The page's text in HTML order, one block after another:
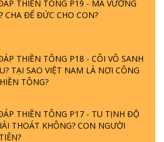
CHA ĐỂ ĐỨC CHO CON?
TẠI SAO VIỆT NAM LÀ NƠI CÔNG
TÔNG?
THOÁT KHÔNG? CON NGƯỜI